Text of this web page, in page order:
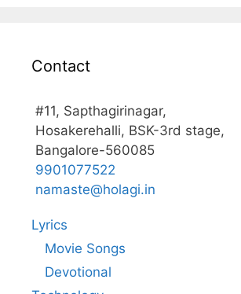
Contact
#11, Sapthagirinagar,
Hosakerehalli, BSK-3rd stage,
Bangalore-560085
9901077522
namaste@holagi.in
Lyrics
Movie Songs
Devotional